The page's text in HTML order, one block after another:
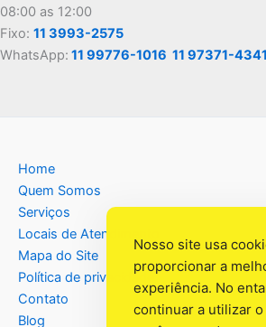
08:00 as 12:00
Fixo: 11 3993-2575
WhatsApp: 11 99776-1016 11 97371-4341
Home
Quem Somos
Serviços
Locais de Atendimento
Mapa do Site
Política de privacidade
Contato
Blog
Nosso site usa
proporcionar a
experiência. No
continuar a utilizar